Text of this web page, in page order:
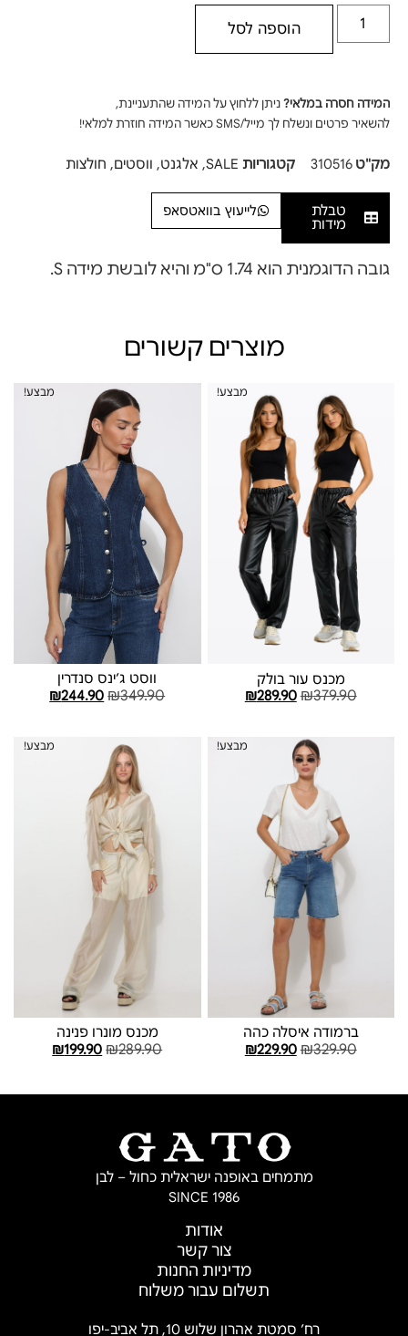
הוספה לסל
המידה חסרה במלאי?ניתן ללחוץ על המידה שהתעניינת,
להשאיר פרטים ונשלח לך מייל/SMS כאשר המידה חוזרת למלאי!
מק"ט310516 קטגוריות SALE
, אלגנט, ווסטים, חולצות
טבלת
מידות
לייעוץ בוואטסאפ
גובה הדוגמנית הוא 1.74 ס"מ והיא לובשת מידה S.
מוצרים קשורים
מבצע!
מכנס עור בולק
₪379.90
₪289.90
מבצע!
ווסט ג׳ינס סנדרין
₪349.90
₪244.90
מבצע!
ברמודה איסלה כהה
₪329.90
₪229.90
מבצע!
מכנס מונרו פנינה
₪289.90
₪199.90
מתמחים באופנה ישראלית כחול – לבן
SINCE 1986
אודות
צור קשר
מדיניות החנות
תשלום עבור משלוח
רח’ סמטת אהרון שלוש 10, תל אביב-יפו